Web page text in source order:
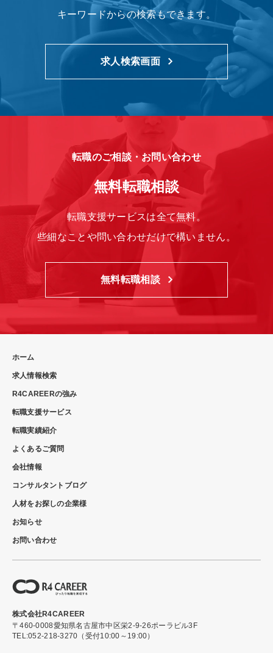
キーワードからの検索もできます。
求人検索画面
転職のご相談・お問い合わせ
無料転職相談
転職支援サービスは全て無料。
些細なことや問い合わせだけで構いません。
無料転職相談
ホーム
求人情報検索
R4CAREERの強み
転職支援サービス
転職実績紹介
よくあるご質問
会社情報
コンサルタントブログ
人材をお探しの企業様
お知らせ
お問い合わせ
株式会社R4CAREER
〒460-0008愛知県名古屋市中区栄2-9-26ポーラビル3F
TEL:052-218-3270（受付10:00～19:00）